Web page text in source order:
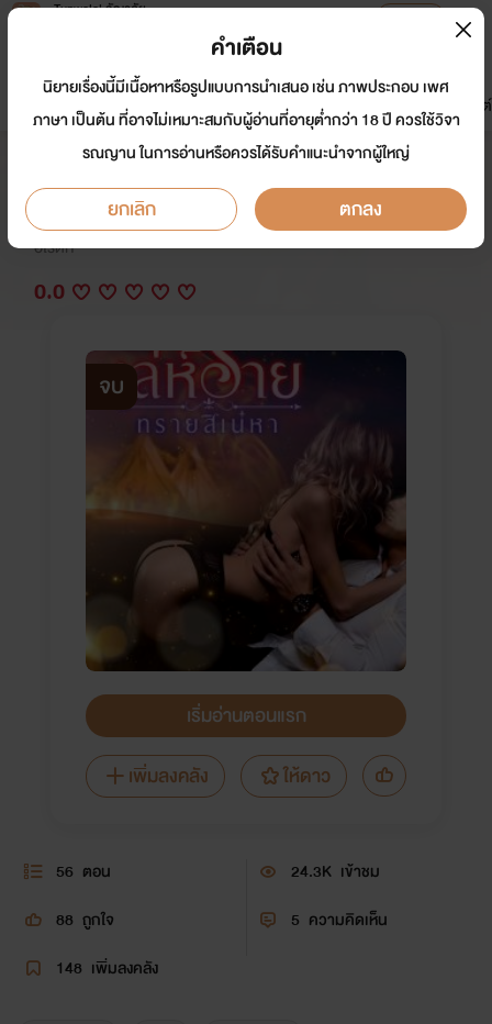
Tunwalai ธัญวลัย
หน้าแรก นิยาย อีบุ๊ก การ์ตูน
มาใหม่
ดรีมแชท ธัญลิสต์
เล่ห์ร้ายทรายสิเน่หา (จบ)
นักเขียน: รัตน์วรา&ปูริดา&Bobby Pin
อีโรติก
0.0
จบ
เริ่มอ่านตอนแรก
เพิ่มลงคลัง
ให้ดาว
56 ตอน 24.3K เข้าชม
88 ถูกใจ 5 ความคิดเห็น
148 เพิ่มลงคลัง
คำเตือน
นิยายเรื่องนี้มีเนื้อหาหรือรูปแบบการนำเสนอ เช่น ภาพประกอบ เพศ
ภาษา เป็นต้น ที่อาจไม่เหมาะสมกับผู้อ่านที่อายุต่ำกว่า 18 ปี ควรใช้วิจา
รณญาน ในการอ่านหรือควรได้รับคำแนะนำจากผู้ใหญ่
ยกเลิก ตกลง